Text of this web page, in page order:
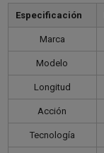
Especificación
Marca
Modelo
Longitud
Acción
Tecnología